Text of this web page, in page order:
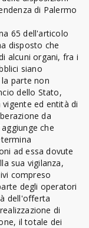
di Palermo
65 dell'articolo
disposto che
alcuni organi, fra i
siano
parte non
dello Stato,
ed entità di
da
che
ad essa dovute
sua vigilanza,
compreso
degli operatori
dell'offerta
di
il totale dei